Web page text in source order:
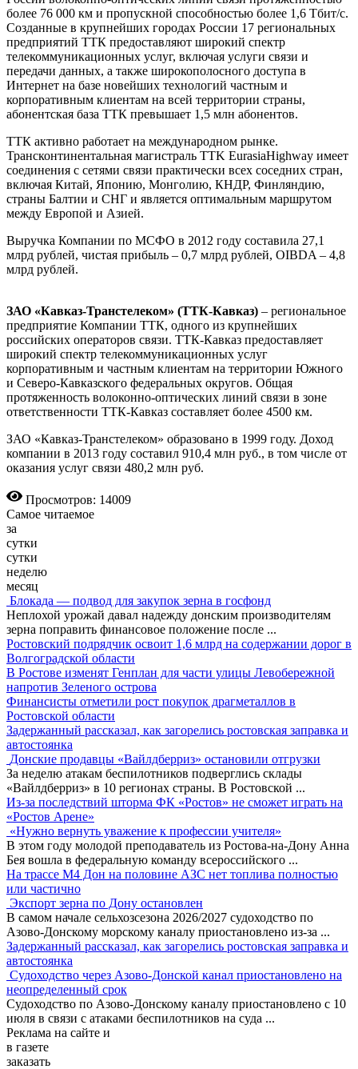
более 76 000 км и пропускной способностью более 1,6 Тбит/с.
Созданные в крупнейших городах России 17 региональных
предприятий ТТК предоставляют широкий спектр
телекоммуникационных услуг, включая услуги связи и
передачи данных, а также широкополосного доступа в
Интернет на базе новейших технологий частным и
корпоративным клиентам на всей территории страны,
абонентская база ТТК превышает 1,5 млн абонентов.
ТТК активно работает на международном рынке.
Трансконтинентальная магистраль TTK EurasiaHighway имеет
соединения с сетями связи практически всех соседних стран,
включая Китай, Японию, Монголию, КНДР, Финляндию,
страны Балтии и СНГ и является оптимальным маршрутом
между Европой и Азией.
Выручка Компании по МСФО в 2012 году составила 27,1
млрд рублей, чистая прибыль – 0,7 млрд рублей, OIBDA – 4,8
млрд рублей.
ЗАО «Кавказ-Транстелеком» (ТТК-Кавказ) – региональное
предприятие Компании ТТК, одного из крупнейших
российских операторов связи. ТТК-Кавказ предоставляет
широкий спектр телекоммуникационных услуг
корпоративным и частным клиентам на территории Южного
и Северо-Кавказского федеральных округов. Общая
протяженность волоконно-оптических линий связи в зоне
ответственности ТТК-Кавказ составляет более 4500 км.
ЗАО «Кавказ-Транстелеком» образовано в 1999 году. Доход
компании в 2013 году составил 910,4 млн руб., в том числе от
оказания услуг связи 480,2 млн руб.
Просмотров: 14009
Самое читаемое
за
сутки
сутки
неделю
месяц
Блокада — подвод для закупок зерна в госфонд
Неплохой урожай давал надежду донским производителям
зерна поправить финансовое положение после ...
Ростовский подрядчик освоит 1,6 млрд на содержании дорог в
Волгоградской области
В Ростове изменят Генплан для части улицы Левобережной
напротив Зеленого острова
Финансисты отметили рост покупок драгметаллов в
Ростовской области
Задержанный рассказал, как загорелись ростовская заправка и
автостоянка
Донские продавцы «Вайлдберриз» остановили отгрузки
За неделю атакам беспилотников подверглись склады
«Вайлдберриз» в 10 регионах страны. В Ростовской ...
Из-за последствий шторма ФК «Ростов» не сможет играть на
«Ростов Арене»
«Нужно вернуть уважение к профессии учителя»
В этом году молодой преподаватель из Ростова-на-Дону Анна
Бея вошла в федеральную команду всероссийского ...
На трассе М4 Дон на половине АЗС нет топлива полностью
или частично
Экспорт зерна по Дону остановлен
В самом начале сельхозсезона 2026/2027 судоходство по
Азово-Донскому морскому каналу приостановлено из-за ...
Задержанный рассказал, как загорелись ростовская заправка и
автостоянка
Судоходство через Азово-Донской канал приостановлено на
неопределенный срок
Судоходство по Азово-Донскому каналу приостановлено с 10
июля в связи с атаками беспилотников на суда ...
Реклама на сайте и
в газете
заказать